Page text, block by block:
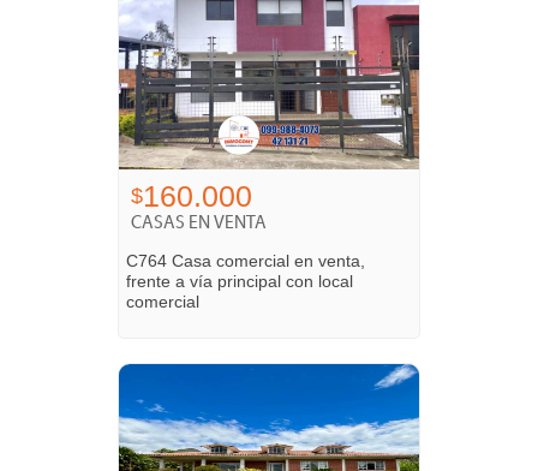
$160.000
CASAS EN VENTA
C764 Casa comercial en venta,
frente a vía principal con local
comercial